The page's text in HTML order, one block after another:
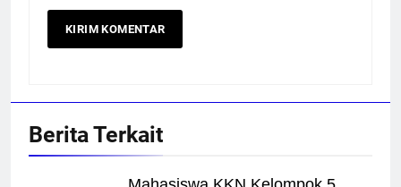
Berita Terkait